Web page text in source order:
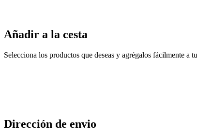
Añadir a la cesta
Selecciona los productos que deseas y agrégalos fácilmente a
Dirección de envio